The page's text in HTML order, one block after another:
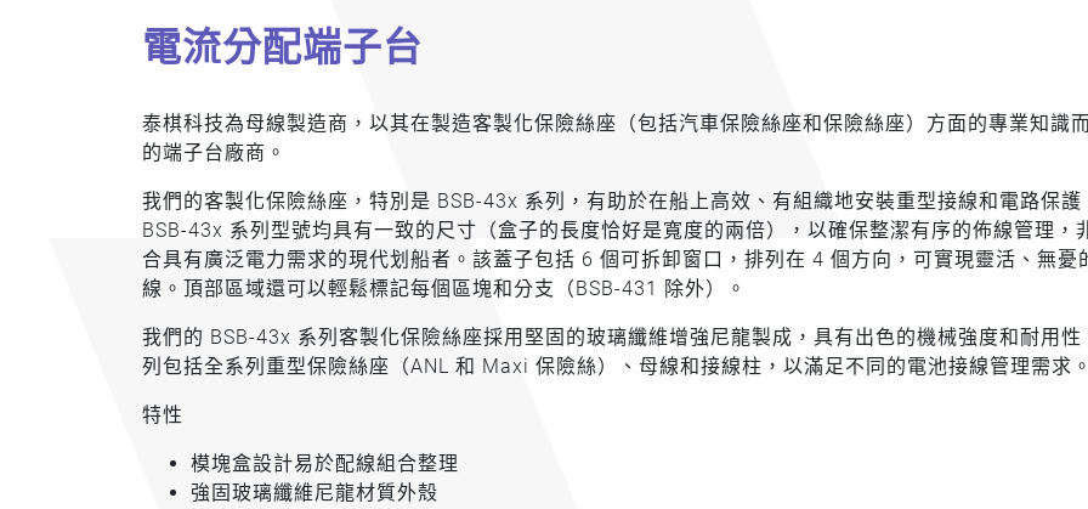
電流分配端子台
泰棋科技為母線製造商，以其在製造客製化保險絲座（包括汽車保險絲座和保險絲座）方面的專業知識
的端子台廠商。
我們的客製化保險絲座，特別是 BSB-43x 系列，有助於在船上高效、有組織地安裝重型接線和電路保護
BSB-43x 系列型號均具有一致的尺寸（盒子的長度恰好是寬度的兩倍），以確保整潔有序的佈線管理，
合具有廣泛電力需求的現代划船者。該蓋子包括 6 個可拆卸窗口，排列在 4 個方向，可實現靈活、無憂
線。頂部區域還可以輕鬆標記每個區塊和分支（BSB-431 除外）。
我們的 BSB-43x 系列客製化保險絲座採用堅固的玻璃纖維增強尼龍製成，具有出色的機械強度和耐用性
列包括全系列重型保險絲座（ANL 和 Maxi 保險絲）、母線和接線柱，以滿足不同的電池接線管理需求
特性
模塊盒設計易於配線組合整理
強固玻璃纖維尼龍材質外殼